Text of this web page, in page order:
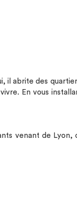
il abrite des
En vous
venant de Lyon,